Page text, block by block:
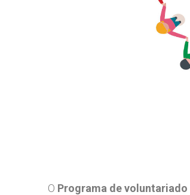
O Programa de voluntariado